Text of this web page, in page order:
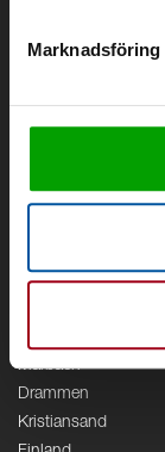
Marknadsföring
Vattenförsörjning
Geoenergi
Cirkulation
Kontor
Stockholm
Marbäck
Drammen
Kristiansand